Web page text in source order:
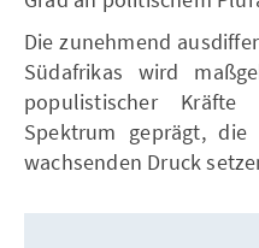
Die zunehmend
Südafrikas wird
populistischer
Spektrum geprägt,
wachsenden Druck